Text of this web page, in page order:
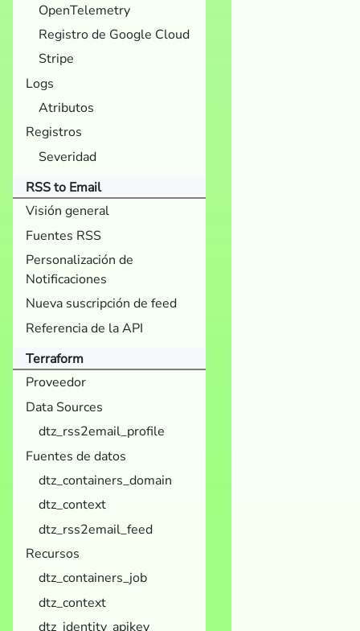
OpenTelemetry
Registro de Google Cloud
Stripe
Logs
Atributos
Registros
Severidad
RSS to Email
Visión general
Fuentes RSS
Personalización de
Notificaciones
Nueva suscripción de feed
Referencia de la API
Terraform
Proveedor
Data Sources
dtz_rss2email_profile
Fuentes de datos
dtz_containers_domain
dtz_context
dtz_rss2email_feed
Recursos
dtz_containers_job
dtz_context
dtz_identity_apikey